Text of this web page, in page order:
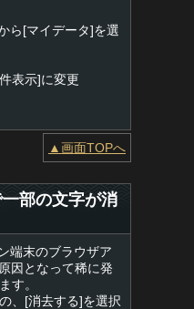
ら[マイデータ]を選
表示]に変更
▲画面TOPへ
部の文字が消
端末のブラウザア
因となって稀に発
す。
、[消去する]を選択